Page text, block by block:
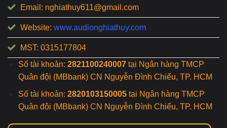
Email: nghiathuy611@gmail.com
Website: www.audionghiathuy.com
MST: 0315177804
Số tài khoản: 2821100240007tại Ngân hàng TMCP
Quân đội (MBbank) CN Nguyễn Đình Chiểu, TP. HCM
Số tài khoản: 2820103150005tại Ngân hàng TMCP
Quân đội (MBbank) CN Nguyễn Đình Chiểu, TP. HCM